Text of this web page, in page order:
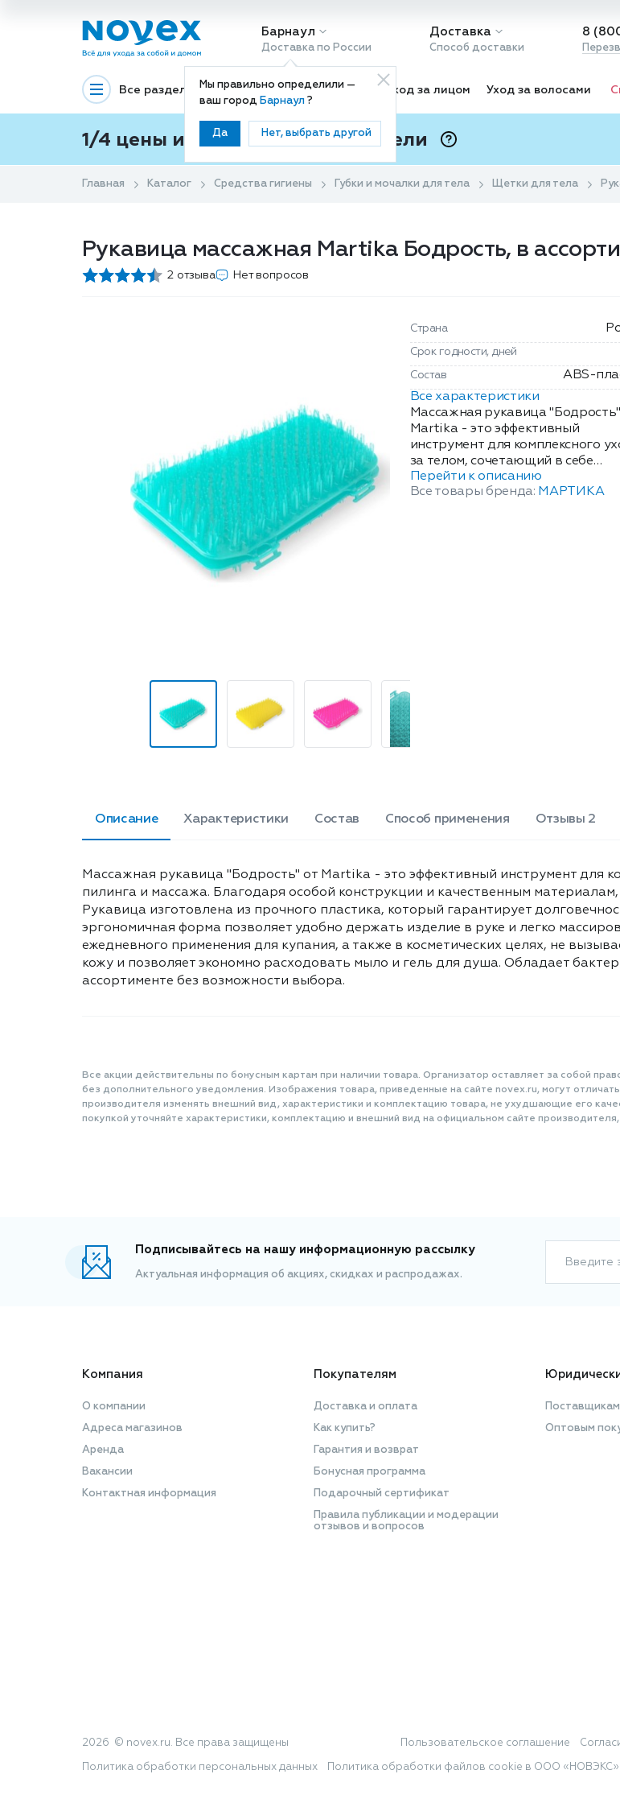
Барнаул
Доставка по России
Мы правильно определили —
ваш город Барнаул?
Да Нет, выбрать другой
Доставка
Способ доставки
8
Все разделы Декоративная косметика Уход за лицом Уход за волосами
1/4 цены и покупки ваши с Подели
Главная Каталог Средства гигиены Губки и мочалки для тела Щетки для тела
Рукавица массажная Martika Бодрость, в
2 отзыва Нет вопросов
Страна
Срок годности, дней
Состав
ABS-
Все характеристики
Массажная рукавица
Martika - это эффективный
инструмент для комплексного
за телом, сочетающий в себе
функции пилинга и массажа.
Благодаря особой конструкции и
купания, а также в косметических
целях, не вызывает
высыпаний, хорошо пенится, не
сушит кожу и позволяет экономно
цветовом ассортименте без
Перейти к описанию
Все товары бренда: МАРТИКА
Описание Характеристики Состав Способ применения Отзывы 2
Массажная рукавица "Бодрость" от Martika - это эффективный инструмент для
пилинга и массажа. Благодаря особой конструкции и качественным
Рукавица изготовлена из прочного пластика, который гарантирует
эргономичная форма позволяет удобно держать изделие в руке и легко
ежедневного применения для купания, а также в косметических целях, не
кожу и позволяет экономно расходовать мыло и гель для душа. Обладает
ассортименте без возможности выбора.
Все акции действительны по бонусным картам при наличии товара. Организатор оставляет за собой
без дополнительного уведомления. Изображения товара, приведенные на сайте novex.ru, могут
производителя изменять внешний вид, характеристики и комплектацию товара, не ухудшающие его
покупкой уточняйте характеристики, комплектацию и внешний вид на официальном сайте
Подписывайтесь на нашу информационную рассылку
Актуальная информация об акциях, скидках и распродажах.
Введите
Компания
О компании
Адреса магазинов
Аренда
Вакансии
Контактная информация
Покупателям
Доставка и оплата
Как купить?
Гарантия и возврат
Бонусная программа
Подарочный сертификат
Правила публикации и модерации
отзывов и вопросов
Поставщикам
Оптовым
2026 © novex.ru. Все права защищены Пользовательское соглашение
Политика обработки персональных данных Политика обработки файлов cookie в ООО «НОВЭКС»